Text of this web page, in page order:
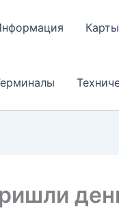
Карты